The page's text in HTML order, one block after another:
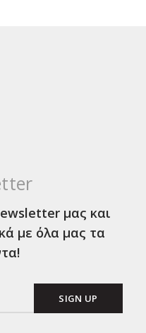
μας και
με όλα μας τα